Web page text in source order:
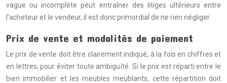
vague ou incomplète peut entraîner des litiges ultérieurs entre
l’acheteur et le vendeur, il est donc primordial de ne rien négliger.
Prix de vente et modalités de paiement
Le prix de vente doit être clairement indiqué, à la fois en chiffres et
en lettres, pour éviter toute ambiguïté. Si le prix est réparti entre le
bien immobilier et les meubles meublants, cette répartition doit